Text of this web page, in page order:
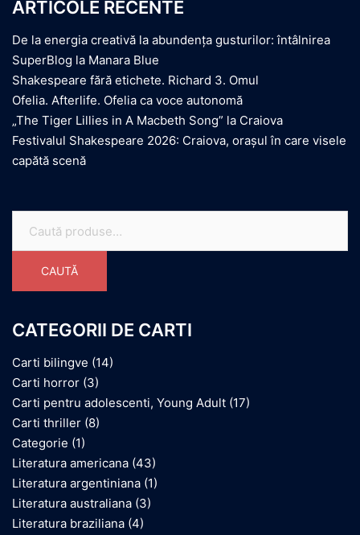
ARTICOLE RECENTE
De la energia creativă la abundența gusturilor: întâlnirea
SuperBlog la Manara Blue
Shakespeare fără etichete. Richard 3. Omul
Ofelia. Afterlife. Ofelia ca voce autonomă
„The Tiger Lillies in A Macbeth Song” la Craiova
Festivalul Shakespeare 2026: Craiova, orașul în care visele
capătă scenă
după:
CAUTĂ
CATEGORII DE CARTI
Carti bilingve (14)
Carti horror (3)
Carti pentru adolescenti, Young Adult (17)
Carti thriller (8)
Categorie (1)
Literatura americana (43)
Literatura argentiniana (1)
Literatura australiana (3)
Literatura braziliana (4)